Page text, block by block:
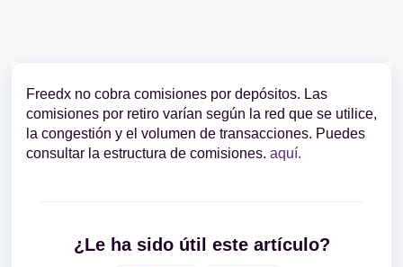
Freedx no cobra comisiones por depósitos. Las
comisiones por retiro varían según la red que se utilice,
la congestión y el volumen de transacciones. Puedes
consultar la estructura de comisiones. aquí.
¿Le ha sido útil este artículo?